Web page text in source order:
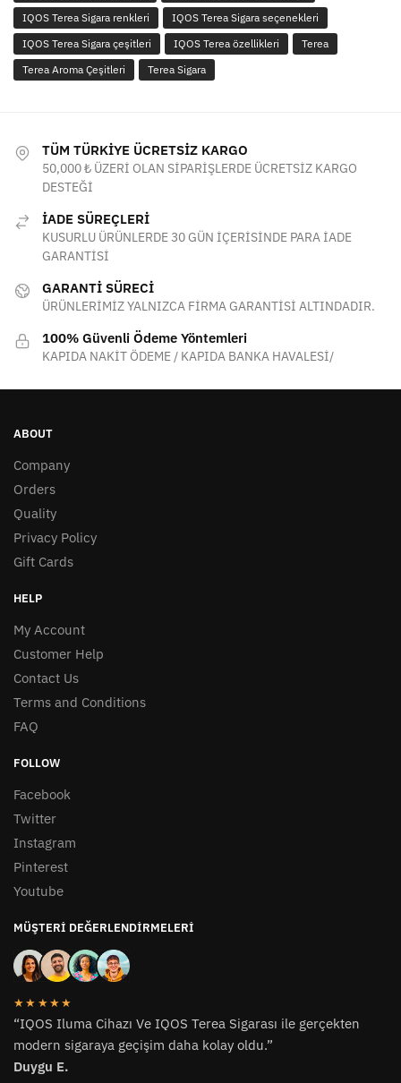
IQOS Terea Sigara renkleri
IQOS Terea Sigara seçenekleri
IQOS Terea Sigara çeşitleri
IQOS Terea özellikleri
Terea
Terea Aroma Çeşitleri
Terea Sigara
TÜM TÜRKİYE ÜCRETSİZ KARGO
50,000 ₺ ÜZERİ OLAN SİPARİŞLERDE ÜCRETSİZ KARGO
DESTEĞİ
İADE SÜREÇLERİ
KUSURLU ÜRÜNLERDE 30 GÜN İÇERİSİNDE PARA İADE
GARANTİSİ
GARANTİ SÜRECİ
ÜRÜNLERİMİZ YALNIZCA FİRMA GARANTİSİ ALTINDADIR.
100% Güvenli Ödeme Yöntemleri
KAPIDA NAKİT ÖDEME / KAPIDA BANKA HAVALESİ/
ABOUT
Company
Orders
Quality
Privacy Policy
Gift Cards
HELP
My Account
Customer Help
Contact Us
Terms and Conditions
FAQ
FOLLOW
Facebook
Twitter
Instagram
Pinterest
Youtube
MÜŞTERI DEĞERLENDIRMELERI
★★★★★
“IQOS Iluma Cihazı Ve IQOS Terea Sigarası ile gerçekten
modern sigaraya geçişim daha kolay oldu.”
Duygu E.